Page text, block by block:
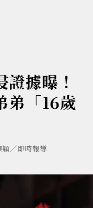
據曝！
弟「16歲
／即時報導